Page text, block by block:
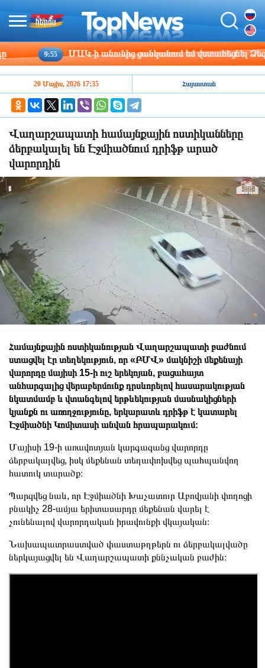
9:55 ՄԱԿ-ի անունից ցանկանում եմ վստահեցնել Ձեզ,
20 Մայիս, 2026 17:35 Հայաստան
Վաղարշապատի համայնքային ոստիկանները
ձերբակալել են Էջմիածնում դրիֆթ արած
վարորդին
Համայնքային ոստիկանության Վաղարշապատի բաժնում
ստացվել էր տեղեկություն, որ «ԲՄՎ» մակնիշի մեքենայի
վարորդը մայիսի 15-ի ուշ երեկոյան, բացահայտ
անհարգալից վերաբերմունք դրսևորելով հասարակության
նկատմամբ և վտանգելով երթևեկության մասնակիցների
կյանքն ու առողջությունը, երկարատև դրիֆթ է կատարել
Էջմիածնի Կոմիտասի անվան հրապարակում։
Մայիսի 19-ի առավոտյան կարգազանց վարորդը
ձերբակալվեց, իսկ մեքենան տեղափոխվեց պահպանվող
հատուկ տարածք։
Պարզվեց նաև, որ Էջմիածնի Խաչատուր Աբովյանի փողոցի
բնակիչ 28-ամյա երիտասարդը մեքենան վարել է
չունենալով վարորդական իրավունքի վկայական։
Նախապատրաստված փաստաթղթերն ու ձերբակալվածը
ներկայացվել են Վաղարշապատի քննչական բաժին։